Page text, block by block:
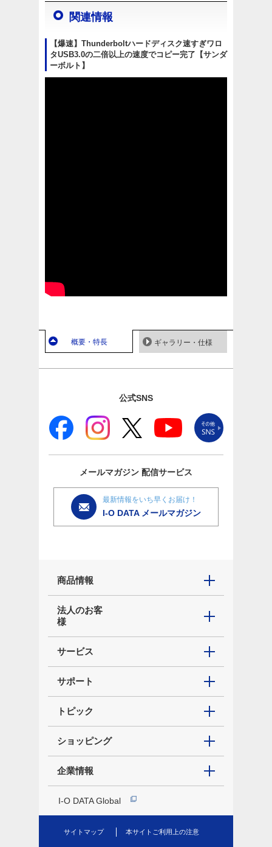
関連情報
【爆速】Thunderboltハードディスク速すぎワロ
タUSB3.0の二倍以上の速度でコピー完了【サンダ
ーボルト】
概要・特長 ギャラリー・仕様
公式SNS
メールマガジン 配信サービス
最新情報をいち早くお届け！
I-O DATA メールマガジン
商品情報
法人のお客
様
サービス
サポート
トピック
ショッピング
企業情報
I-O DATA Global
サイトマップ 本サイトご利用上の注意